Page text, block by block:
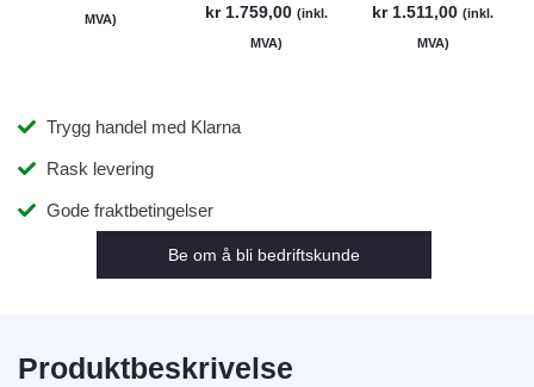
MVA)
kr1.759,00 (inkl.
MVA)
kr1.511,00 (inkl.
MVA)
Trygg handel med Klarna
Rask levering
Gode fraktbetingelser
Be om å bli bedriftskunde
Produktbeskrivelse